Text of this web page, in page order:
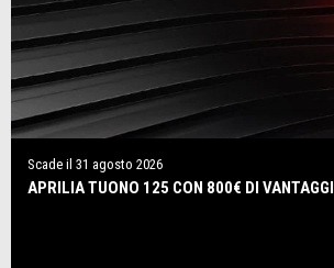
Scade il 31 agosto 2026
APRILIA TUONO 125 CON 800€ DI VANTAGGI